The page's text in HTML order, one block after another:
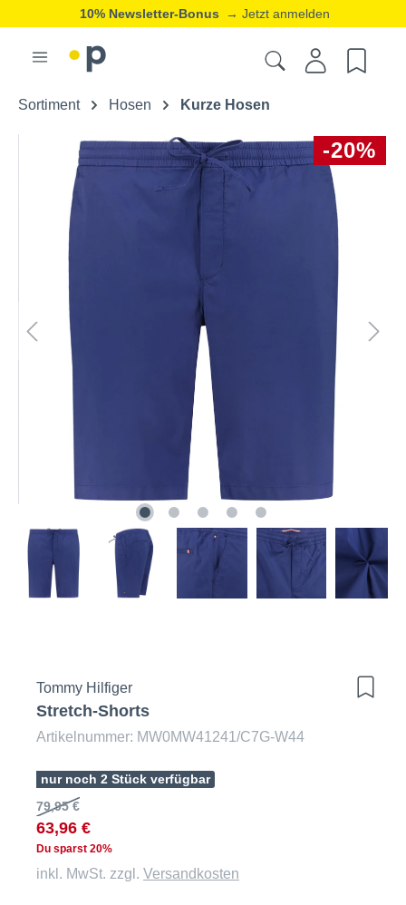
10% Newsletter-Bonus → Jetzt anmelden
Sortiment Hosen Kurze Hosen
-20%
Tommy Hilfiger
Stretch-Shorts
Artikelnummer: MW0MW41241/C7G-W44
nur noch 2 Stück verfügbar
79,95 €
63,96 €
Du sparst 20%
inkl. MwSt. zzgl. Versandkosten